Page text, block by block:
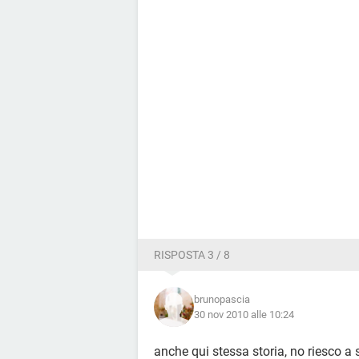
RISPOSTA 3 / 8
brunopascia
30 nov 2010 alle 10:24
anche qui stessa storia, no riesco a